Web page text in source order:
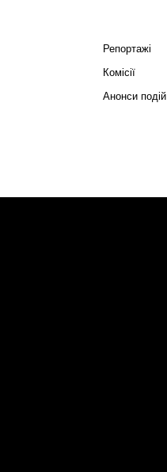
Репортажі
Комісії
Анонси подій